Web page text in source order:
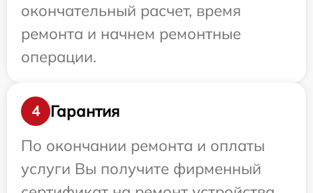
окончательный расчет, время
ремонта и начнем ремонтные
операции.
4
Гарантия
По окончании ремонта и оплаты
услуги Вы получите фирменный